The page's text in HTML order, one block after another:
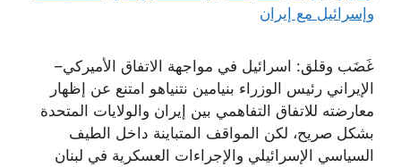
غَضَب وقلق: اسرائيل في مواجهة الاتفاق الأميركي–
الإيراني رئيس الوزراء بنيامين نتنياهو امتنع عن إظهار
معارضته للاتفاق التفاهمي بين إيران والولايات المتحدة
بشكل صريح، لكن المواقف المتباينة داخل الطيف
السياسي الإسرائيلي والإجراءات العسكرية في لبنان